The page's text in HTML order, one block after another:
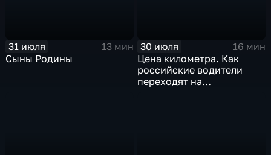
31 июля
13 мин
Сыны Родины
30 июля
16 мин
Цена километра. Как
российские водители
переходят на